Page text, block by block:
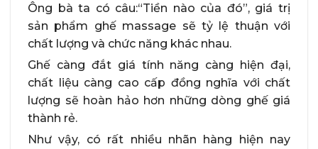
Ông bà ta có câu:“Tiền nào của đó”, giá trị
sản phẩm ghế massage sẽ tỷ lệ thuận với
chất lượng và chức năng khác nhau.
Ghế càng đắt giá tính năng càng hiện đại,
chất liệu càng cao cấp đồng nghĩa với chất
lượng sẽ hoàn hảo hơn những dòng ghế giá
thành rẻ.
Như vậy, có rất nhiều nhãn hàng hiện nay